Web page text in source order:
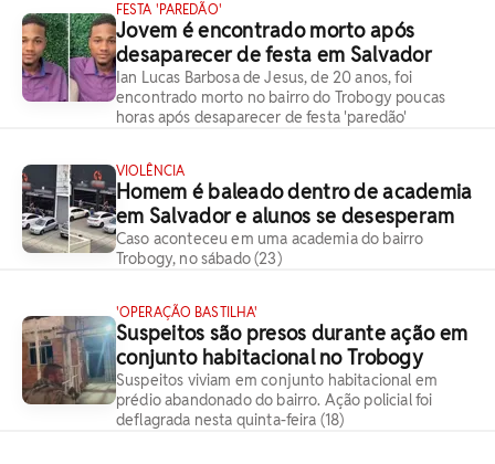
FESTA 'PAREDÃO'
Jovem é encontrado morto após
desaparecer de festa em Salvador
Ian Lucas Barbosa de Jesus, de 20 anos, foi
encontrado morto no bairro do Trobogy poucas
horas após desaparecer de festa 'paredão'
VIOLÊNCIA
Homem é baleado dentro de academia
em Salvador e alunos se desesperam
Caso aconteceu em uma academia do bairro
Trobogy, no sábado (23)
'OPERAÇÃO BASTILHA'
Suspeitos são presos durante ação em
conjunto habitacional no Trobogy
Suspeitos viviam em conjunto habitacional em
prédio abandonado do bairro. Ação policial foi
deflagrada nesta quinta-feira (18)